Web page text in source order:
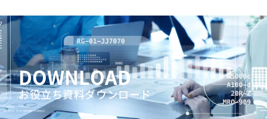
DOWNLOAD
お役立ち資料ダウンロード